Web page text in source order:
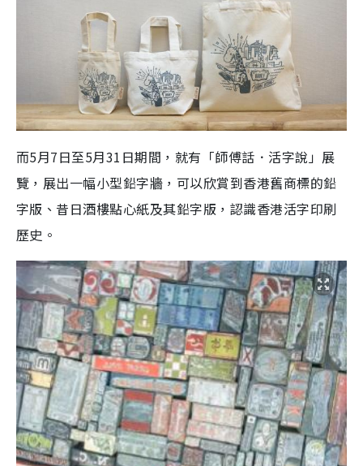
而5月7日至5月31日期間，就有「師傅話．活字說」展
覽，展出一幅小型鉛字牆，可以欣賞到香港舊商標的鉛
字版、昔日酒樓點心紙及其鉛字版，認識香港活字印刷
歷史。